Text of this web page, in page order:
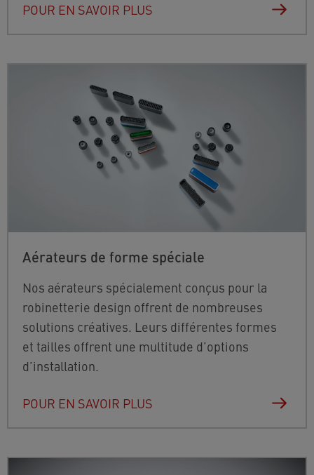
POUR EN SAVOIR PLUS
Aérateurs de forme spéciale
Nos aérateurs spécialement conçus pour la
robinetterie design offrent de nombreuses
solutions créatives. Leurs différentes formes
et tailles offrent une multitude d’options
d’installation.
POUR EN SAVOIR PLUS